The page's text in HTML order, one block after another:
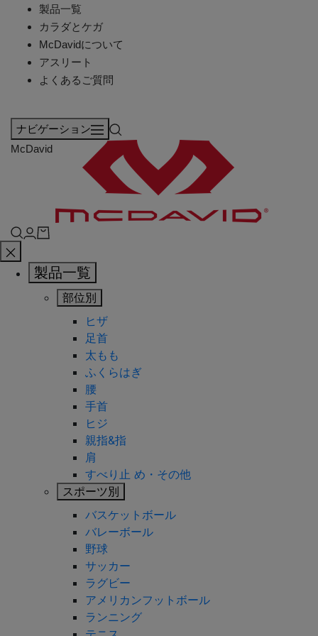
製品一覧
カラダとケガ
McDavidについて
アスリート
よくあるご質問
ナビゲーション
McDavid
製品一覧
部位別
ヒザ
足首
太もも
ふくらはぎ
腰
手首
ヒジ
親指&指
肩
すべり止 め・その他
スポーツ別
バスケットボール
バレーボール
野球
サッカー
ラグビー
アメリカンフットボール
ランニング